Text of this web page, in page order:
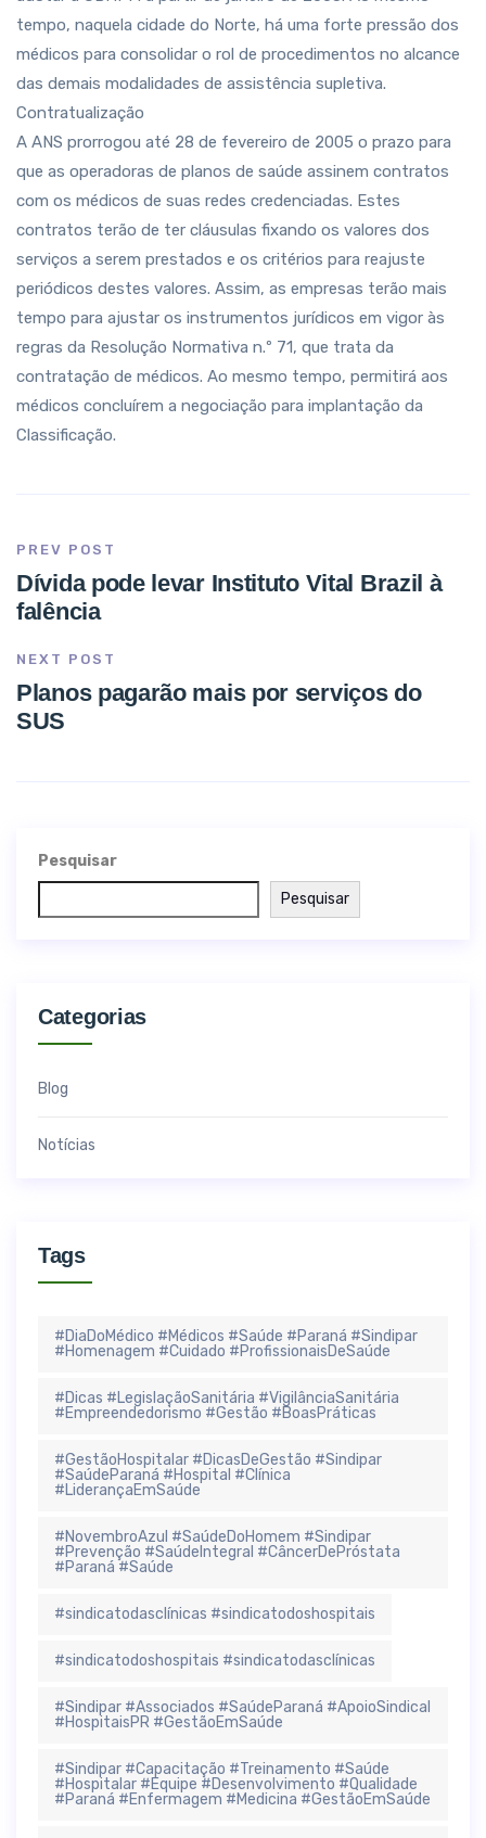
tempo, naquela cidade do Norte, há uma forte pressão dos
médicos para consolidar o rol de procedimentos no alcance
das demais modalidades de assistência supletiva.
Contratualização
A ANS prorrogou até 28 de fevereiro de 2005 o prazo para
que as operadoras de planos de saúde assinem contratos
com os médicos de suas redes credenciadas. Estes
contratos terão de ter cláusulas fixando os valores dos
serviços a serem prestados e os critérios para reajuste
periódicos destes valores. Assim, as empresas terão mais
tempo para ajustar os instrumentos jurídicos em vigor às
regras da Resolução Normativa n.º 71, que trata da
contratação de médicos. Ao mesmo tempo, permitirá aos
médicos concluírem a negociação para implantação da
Classificação.
PREV POST
Dívida pode levar Instituto Vital Brazil à
falência
NEXT POST
Planos pagarão mais por serviços do
SUS
Pesquisar
Pesquisar
Categorias
Blog
Notícias
Tags
#DiaDoMédico #Médicos #Saúde #Paraná #Sindipar
#Homenagem #Cuidado #ProfissionaisDeSaúde
#Dicas #LegislaçãoSanitária #VigilânciaSanitária
#Empreendedorismo #Gestão #BoasPráticas
#GestãoHospitalar #DicasDeGestão #Sindipar
#SaúdeParaná #Hospital #Clínica
#LiderançaEmSaúde
#NovembroAzul #SaúdeDoHomem #Sindipar
#Prevenção #SaúdeIntegral #CâncerDePróstata
#Paraná #Saúde
#sindicatodasclínicas #sindicatodoshospitais
#sindicatodoshospitais #sindicatodasclínicas
#Sindipar #Associados #SaúdeParaná #ApoioSindical
#HospitaisPR #GestãoEmSaúde
#Sindipar #Capacitação #Treinamento #Saúde
#Hospitalar #Equipe #Desenvolvimento #Qualidade
#Paraná #Enfermagem #Medicina #GestãoEmSaúde